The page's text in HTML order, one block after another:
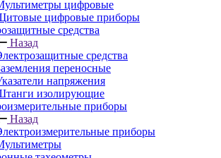
цифровые
цифровые приборы
средства
Назад
средства
переносные
напряжения
изолирующие
приборы
Назад
приборы